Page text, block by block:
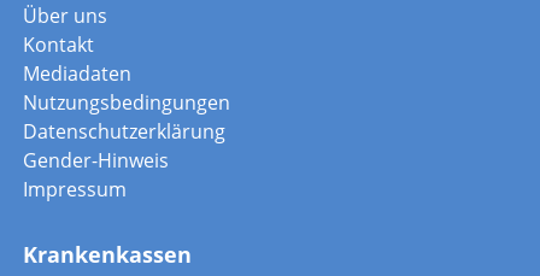
Über uns
Kontakt
Mediadaten
Nutzungsbedingungen
Datenschutzerklärung
Gender-Hinweis
Impressum
Krankenkassen